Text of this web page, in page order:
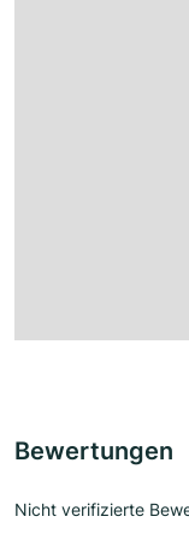
Bewertungen
Nicht verifizierte